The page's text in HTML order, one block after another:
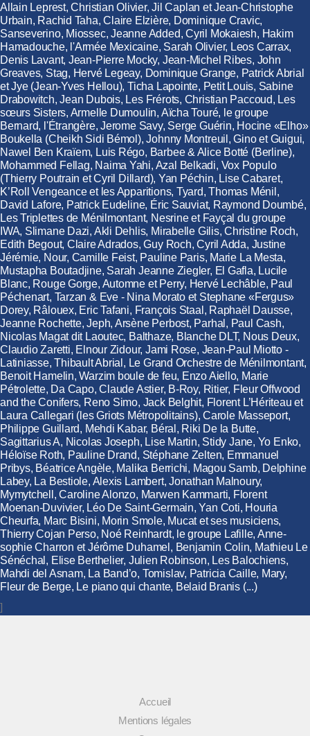
Allain Leprest, Christian Olivier, Jil Caplan et Jean-Christophe
Urbain, Rachid Taha, Claire Elzière, Dominique Cravic,
Sanseverino, Miossec, Jeanne Added, Cyril Mokaiesh, Hakim
Hamadouche, l'Armée Mexicaine, Sarah Olivier, Leos Carrax,
Denis Lavant, Jean-Pierre Mocky, Jean-Michel Ribes, John
Greaves, Stag, Hervé Legeay, Dominique Grange, Patrick Abrial
et Jye (Jean-Yves Hellou), Ticha Lapointe, Petit Louis, Sabine
Drabowitch, Jean Dubois, Les Frérots, Christian Paccoud, Les
sœurs Sisters, Armelle Dumoulin, Aïcha Touré, le groupe
Bernard, l'Étrangère, Jerome Savy, Serge Guérin, Hocine «Elho»
Boukella (Cheikh Sidi Bémol), Johnny Montreuil, Gino et Guigui,
Nawel Ben Kraïem, Luis Régo, Barbee & Alice Botté (Berline),
Mohammed Fellag, Naima Yahi, Azal Belkadi, Vox Populo
(Thierry Poutrain et Cyril Dillard), Yan Péchin, Lise Cabaret,
K’Roll Vengeance et les Apparitions, Tyard, Thomas Ménil,
David Lafore, Patrick Eudeline, Éric Sauviat, Raymond Doumbé,
Les Triplettes de Ménilmontant, Nesrine et Fayçal du groupe
IWA, Slimane Dazi, Akli Dehlis, Mirabelle Gilis, Christine Roch,
Edith Begout, Claire Adrados, Guy Roch, Cyril Adda, Justine
Jérémie, Nour, Camille Feist, Pauline Paris, Marie La Mesta,
Mustapha Boutadjine, Sarah Jeanne Ziegler, El Gafla, Lucile
Blanc, Rouge Gorge, Automne et Perry, Hervé Lechâble, Paul
Péchenart, Tarzan & Eve - Nina Morato et Stephane «Fergus»
Dorey, Râlouex, Eric Tafani, François Staal, Raphaël Dausse,
Jeanne Rochette, Jeph, Arsène Perbost, Parhal, Paul Cash,
Nicolas Magat dit Laoutec, Balthaze, Blanche DLT, Nous Deux,
Claudio Zaretti, Elnour Zidour, Jami Rose, Jean-Paul Miotto -
Latiniasse, Thibault Abrial, Le Grand Orchestre de Ménilmontant,
Benoit Hamelin, Warzim boule de feu, Enzo Aiello, Marie
Pétrolette, Da Capo, Claude Astier, B-Roy, Ritier, Fleur Offwood
and the Conifers, Reno Simo, Jack Belghit, Florent L’Hériteau et
Laura Callegari (les Griots Métropolitains), Carole Masseport,
Philippe Guillard, Mehdi Kabar, Béral, Riki De la Butte,
Sagittarius A, Nicolas Joseph, Lise Martin, Stidy Jane, Yo Enko,
Héloïse Roth, Pauline Drand, Stéphane Zelten, Emmanuel
Pribys, Béatrice Angèle, Malika Berrichi, Magou Samb, Delphine
Labey, La Bestiole, Alexis Lambert, Jonathan Malnoury,
Mymytchell, Caroline Alonzo, Marwen Kammarti, Florent
Moenan-Duvivier, Léo De Saint-Germain, Yan Coti, Houria
Cheurfa, Marc Bisini, Morin Smole, Mucat et ses musiciens,
Thierry Cojan Perso, Noé Reinhardt, le groupe Lafille, Anne-
sophie Charron et Jérôme Duhamel, Benjamin Colin, Mathieu Le
Sénéchal, Elise Berthelier, Julien Robinson, Les Balochiens,
Mahdi del Asnam, La Band’o, Tomislav, Patricia Caille, Mary,
Fleur de Berge, Le piano qui chante, Belaid Branis (...)
]
Accueil
Mentions légales